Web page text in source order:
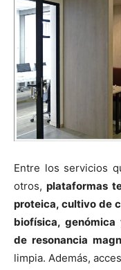
Entre los servicios
otros,plataformas
proteica, cultivo de
biofísica,
de resonancia
limpia. Además,